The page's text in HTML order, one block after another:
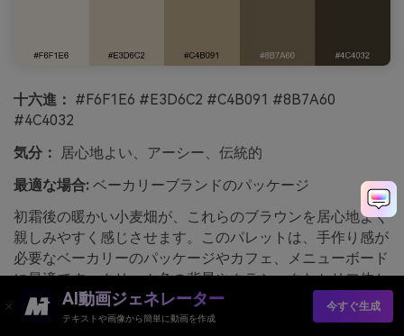
十六進： #F6F1E6 #E3D6C2 #C4B091 #8B7A60
#4C4032
気分：
居心地よい、アーシー、伝統的
最適な場合: ベーカリーブランドのパッケージ
初霜後の暖かい小麦畑が、これらのブラウンを居心地よく
親しみやすく感じさせます。このパレットは、手作り感が
必要なベーカリーのパッケージやカフェ、メニューボード
に最適です。クリーム色の背景やクラシックなセリフ体と
組み合わせて、伝統の雰囲気を高めましょう。使い方のコ
ツ：#8B7A60でパターン要素を、#4C4032はロゴに使っ
AI動画ジェネレーター
テキストや画像から簡単に動画を作成
今すぐ生成